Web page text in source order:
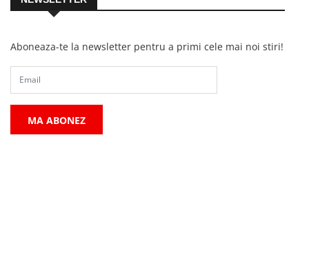
Aboneaza-te la newsletter pentru a primi cele mai noi stiri!
MA ABONEZ